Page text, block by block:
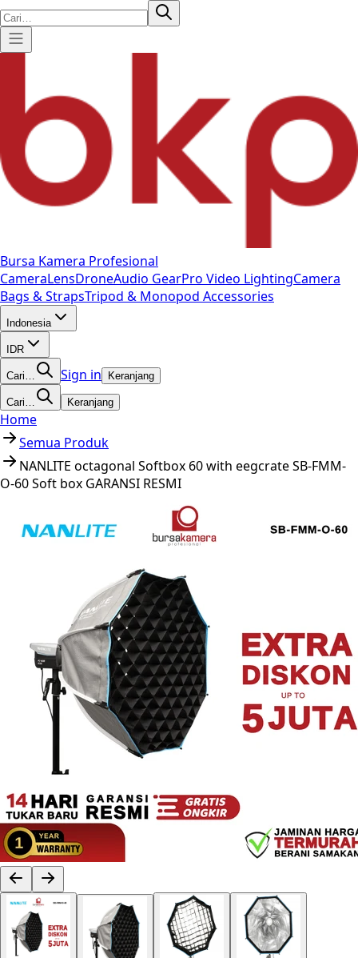
Bursa Kamera Profesional
CameraLensDroneAudio GearPro Video LightingCamera
Bags & StrapsTripod & Monopod Accessories
Indonesia
IDR
Cari… Sign in Keranjang
Cari… Keranjang
Home
Semua Produk
NANLITE octagonal Softbox 60 with eegcrate SB-FMM-
O-60 Soft box GARANSI RESMI